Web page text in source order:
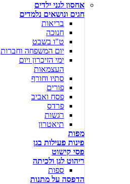
אחסון לגני ילדים
חגים ונושאים נלמדים
בריאות
חנוכה
ט"ו בשבט
יום המשפחה וחברות
ימי הזיכרון ויום
העצמאות
סתיו וחורף
פורים
פסח ואביב
פרדס
רגשות
תיאטרון
מפות
פינות פעילות בגן
פסי קישוט
ריהוט לגן ולכיתה
ספות
הדפסה על מתנות